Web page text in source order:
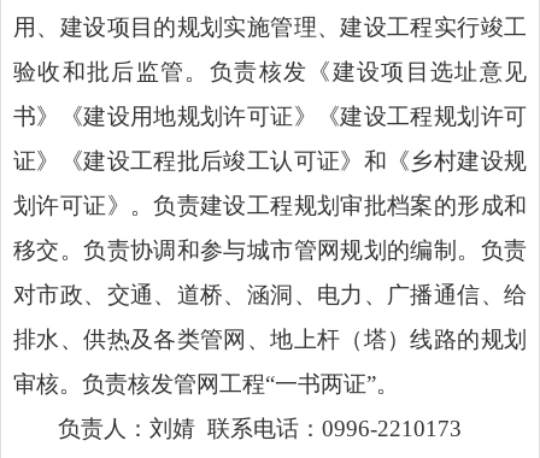
用、建设项目的规划实施管理、建设工程实行竣工
验收和批后监管。负责核发《建设项目选址意见
书》《建设用地规划许可证》《建设工程规划许可
证》《建设工程批后竣工认可证》和《乡村建设规
划许可证》。负责建设工程规划审批档案的形成和
移交。负责协调和参与城市管网规划的编制。负责
对市政、交通、道桥、涵洞、电力、广播通信、给
排水、供热及各类管网、地上杆（塔）线路的规划
审核。负责核发管网工程“一书两证”。
负责人：刘婧 联系电话：0996-2210173